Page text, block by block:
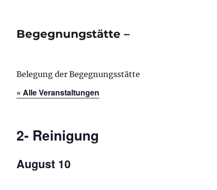
Begegnungstätte –
Belegung der Begegnungsstätte
« Alle Veranstaltungen
2- Reinigung
August 10